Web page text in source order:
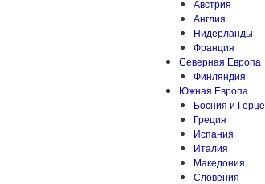
Австрия
Англия
Нидерланды
Франция
Северная Европа
Финляндия
Южная Европа
Босния и
Греция
Испания
Италия
Македония
Словения